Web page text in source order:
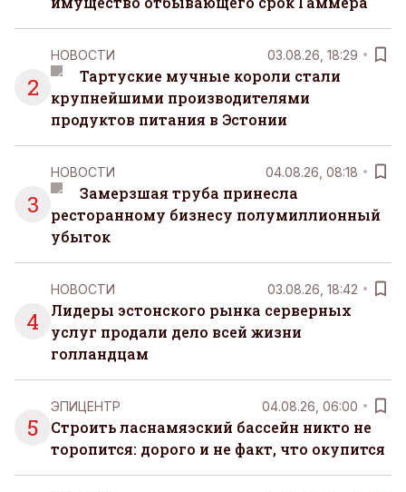
2
НОВОСТИ 03.08.26, 18:29
Тартуские мучные короли стали
крупнейшими производителями
продуктов питания в Эстонии
3
НОВОСТИ 04.08.26, 08:18
Замерзшая труба принесла
ресторанному бизнесу полумиллионный
убыток
4
НОВОСТИ 03.08.26, 18:42
Лидеры эстонского рынка серверных
услуг продали дело всей жизни
голландцам
5
ЭПИЦЕНТР 04.08.26, 06:00
Строить ласнамяэский бассейн никто не
торопится: дорого и не факт, что окупится